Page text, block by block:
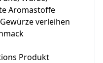
Aromastoffe
verleihen
Produkt